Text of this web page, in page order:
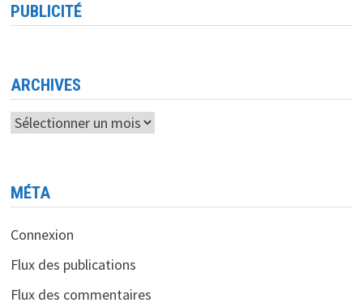
DÉPLOYÉ
EN
PUBLICITÉ
ARCHIVES
Archives
MÉTA
Connexion
Flux des publications
Flux des commentaires